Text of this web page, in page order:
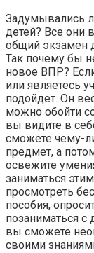
Задумывались
детей? Все они
общий экзамен
Так почему бы
новое ВПР?
или являетесь
подойдет. Он
можно обойти
вы видите в
сможете чему-
предмет, а
освежите
заниматься
просмотреть
пособия,
позаниматься с
вы сможете
своими